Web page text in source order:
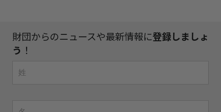
財団からのニュースや最新情報に登録しましょ
う ！